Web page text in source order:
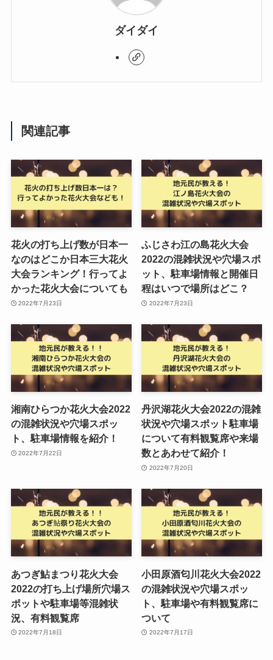
ダイダイ
関連記事
花火の打ち上げ数が日本一
なのはどこか日本三大花火
大会ランキング！行ってよ
かった花火大会についても
2022年7月23日
ふじさわ江の島花火大会
2022の混雑状況や穴場スポ
ット、駐車場情報と開催日
程はいつで場所はどこ？
2022年7月23日
湘南ひらつか花火大会2022
の混雑状況や穴場スポッ
ト、駐車場情報を紹介！
2022年7月22日
丹沢湖花火大会2022の混雑
状況や穴場スポット駐車場
について有料観覧席や来場
数とあわせて紹介！
2022年7月20日
あつぎ鮎まつり花火大会
2022の打ち上げ場所穴場ス
ポットや駐車場等混雑状
況、有料観覧席
2022年7月18日
小田原酒匂川花火大会2022
の混雑状況や穴場スポッ
ト、駐車場や有料観覧席に
ついて
2022年7月17日